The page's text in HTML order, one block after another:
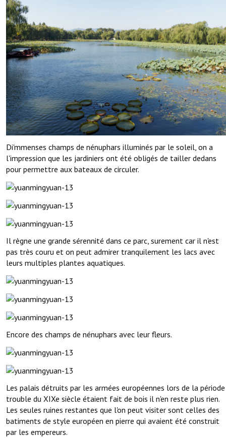
Di'mmenses champs de nénuphars illuminés par le soleil, on a
l'impression que les jardiniers ont été obligés de tailler dedans
pour permettre aux bateaux de circuler.
Il règne une grande sérennité dans ce parc, surement car il n'est
pas très couru et on peut admirer tranquilement les lacs avec
leurs multiples plantes aquatiques.
Encore des champs de nénuphars avec leur fleurs.
Les palais détruits par les armées européennes lors de la période
trouble du XIXe siècle étaient fait de bois il n'en reste plus rien.
Les seules ruines restantes que l'on peut visiter sont celles des
batiments de style européen en pierre qui avaient été construit
par les empereurs.